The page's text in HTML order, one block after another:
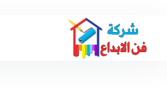
المحتوى